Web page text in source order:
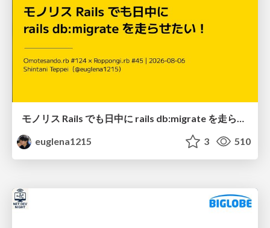
モノリス Rails でも日中に rails db:migrate を走らせたい！ / Daytime rails db:migrate on Monolithic Rails!
euglena1215
3 510